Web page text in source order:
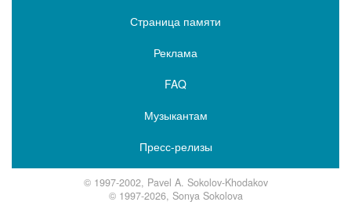
Страница памяти
Реклама
FAQ
Музыкантам
Пресс-релизы
© 1997-2002, Pavel A. Sokolov-Khodakov
© 1997-2026, Sonya Sokolova